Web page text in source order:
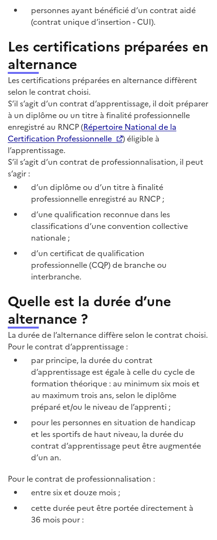
personnes ayant bénéficié d’un contrat aidé
(contrat unique d’insertion - CUI).
Les certifications préparées en
alternance
Les certifications préparées en alternance diffèrent
selon le contrat choisi.
S’il s’agit d’un contrat d’apprentissage, il doit préparer
à un diplôme ou un titre à finalité professionnelle
enregistré au RNCP (Répertoire National de la
Certification Professionnelle
) éligible à
l’apprentissage.
S’il s’agit d’un contrat de professionnalisation, il peut
s’agir :
d’un diplôme ou d’un titre à finalité
professionnelle enregistré au RNCP ;
d’une qualification reconnue dans les
classifications d’une convention collective
nationale ;
d’un certificat de qualification
professionnelle (CQP) de branche ou
interbranche.
Quelle est la durée d’une
alternance ?
La durée de l’alternance diffère selon le contrat choisi.
Pour le contrat d’apprentissage :
par principe, la durée du contrat
d’apprentissage est égale à celle du cycle de
formation théorique : au minimum six mois et
au maximum trois ans, selon le diplôme
préparé et/ou le niveau de l’apprenti ;
pour les personnes en situation de handicap
et les sportifs de haut niveau, la durée du
contrat d’apprentissage peut être augmentée
d’un an.
Pour le contrat de professionnalisation :
entre six et douze mois ;
cette durée peut être portée directement à
36 mois pour :